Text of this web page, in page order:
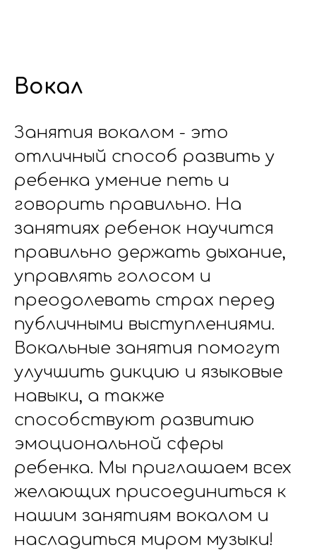
Вокал
Занятия вокалом - это
отличный способ развить у
ребенка умение петь и
говорить правильно. На
занятиях ребенок научится
правильно держать дыхание,
управлять голосом и
преодолевать страх перед
публичными выступлениями.
Вокальные занятия помогут
улучшить дикцию и языковые
навыки, а также
способствуют развитию
эмоциональной сферы
ребенка. Мы приглашаем всех
желающих присоединиться к
нашим занятиям вокалом и
насладиться миром музыки!